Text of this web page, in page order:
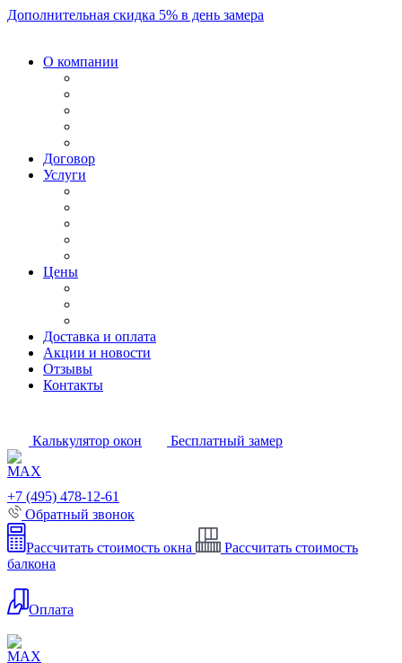
Дополнительная скидка 5% в день замера
О компании
Договор
Услуги
Цены
Доставка и оплата
Акции и новости
Отзывы
Контакты
Калькулятор окон Бесплатный замер
+7 (495) 478-12-61
Обратный звонок
Рассчитать стоимость окна
Рассчитать стоимость
балкона
Оплата